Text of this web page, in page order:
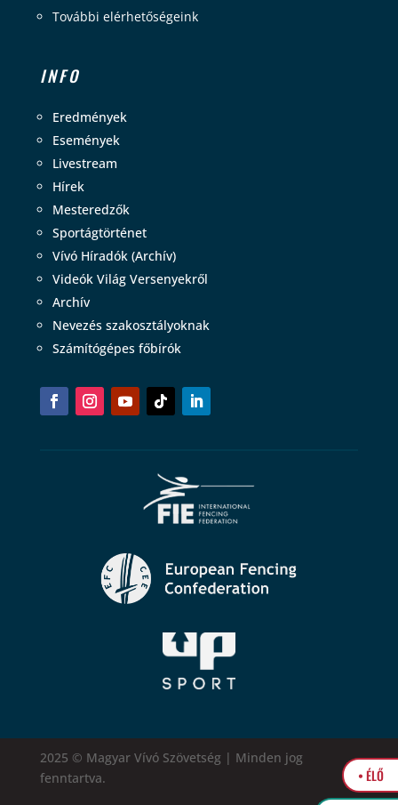
További elérhetőségeink
INFO
Eredmények
Események
Livestream
Hírek
Mesteredzők
Sportágtörténet
Vívó Híradók (Archív)
Videók Világ Versenyekről
Archív
Nevezés szakosztályoknak
Számítógépes főbírók
2025 © Magyar Vívó Szövetség | Minden jog
fenntartva.
• ÉLŐ